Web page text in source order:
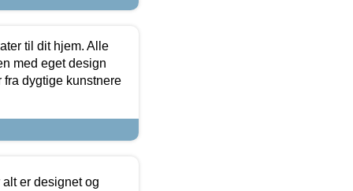
til dit hjem. Alle
med eget design
dygtige kunstnere
er designet og